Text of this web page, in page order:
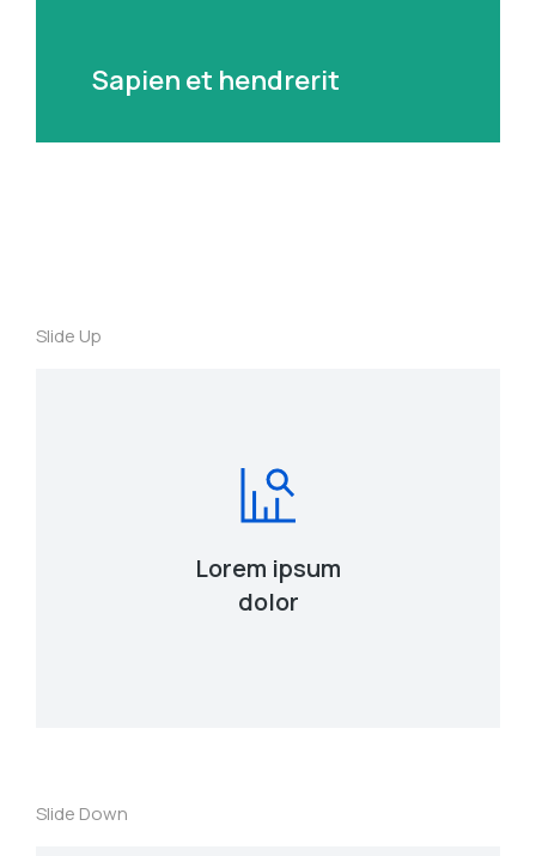
Sapien et hendrerit
Slide Up
Lorem ipsum
dolor
Slide Down
Curabitur lacinia, sapien et hendrerit